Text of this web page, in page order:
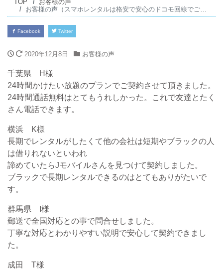
TOP
お客様の声
お客様の声（スマホレンタルは格安で安心のドコモ回線でご利用しませんか？）
Facebook Twitter
2020年12月8日 お客様の声
千葉県 H様
24時間かけたい放題のプランでご契約させて頂きました。
24時間通話無料はとてもうれしかった。これで友達とたく
さん電話できます。
横浜 K様
長期でレンタルがしたくて他の会社は短期やブラックの人
は借りれないといわれ
諦めていたらJモバイルさんを見つけて契約しました。
ブラックで長期レンタルできるのはとてもありがたいで
す。
群馬県 I様
郵送で全国対応との事で問合せしました。
丁寧な対応とわかりやすい説明で安心して契約できまし
た。
成田 T様